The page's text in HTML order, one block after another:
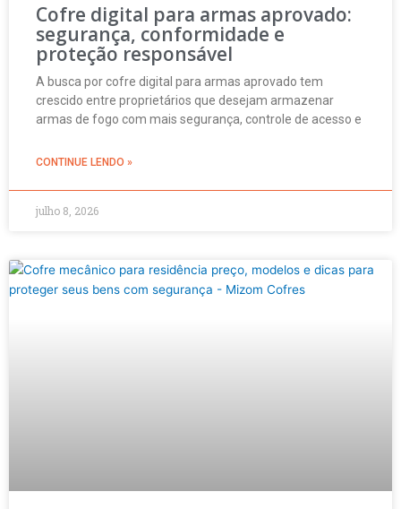
Cofre digital para armas aprovado:
segurança, conformidade e
proteção responsável
A busca por cofre digital para armas aprovado tem
crescido entre proprietários que desejam armazenar
armas de fogo com mais segurança, controle de acesso e
CONTINUE LENDO »
julho 8, 2026